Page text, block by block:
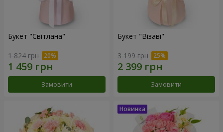
Букет "Світлана"
1 824 грн
Замовити
Букет "Візаві"
3 199 грн
Замовити